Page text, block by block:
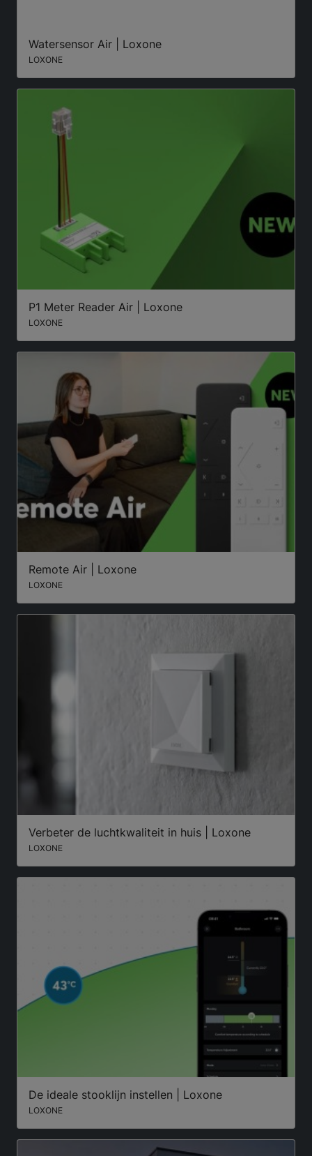
Watersensor Air | Loxone
LOXONE
P1 Meter Reader Air | Loxone
LOXONE
Remote Air | Loxone
LOXONE
Verbeter de luchtkwaliteit in huis | Loxone
LOXONE
De ideale stooklijn instellen | Loxone
LOXONE